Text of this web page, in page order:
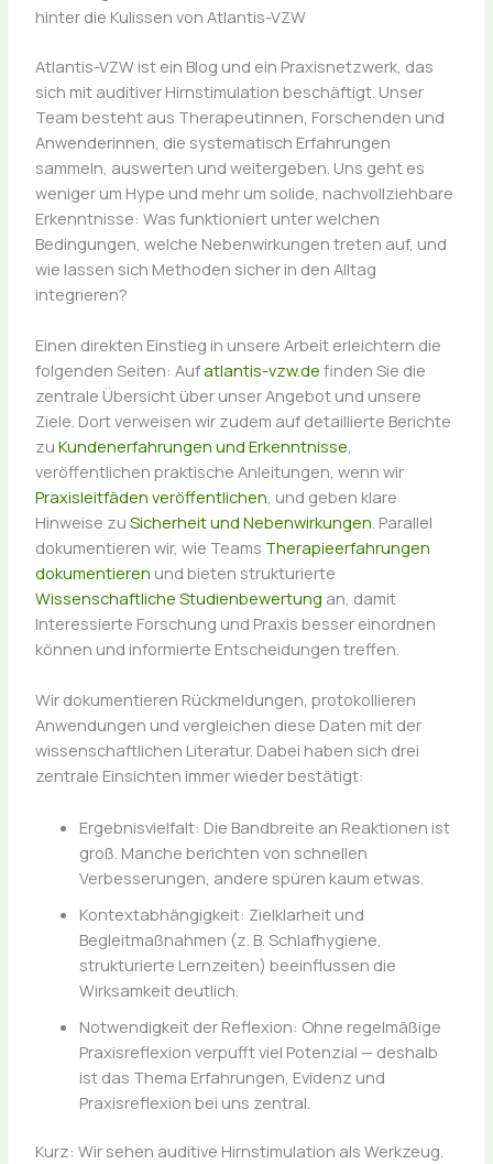
hinter die Kulissen von Atlantis-VZW
Atlantis-VZW ist ein Blog und ein Praxisnetzwerk, das
sich mit auditiver Hirnstimulation beschäftigt. Unser
Team besteht aus Therapeutinnen, Forschenden und
Anwenderinnen, die systematisch Erfahrungen
sammeln, auswerten und weitergeben. Uns geht es
weniger um Hype und mehr um solide, nachvollziehbare
Erkenntnisse: Was funktioniert unter welchen
Bedingungen, welche Nebenwirkungen treten auf, und
wie lassen sich Methoden sicher in den Alltag
integrieren?
Einen direkten Einstieg in unsere Arbeit erleichtern die
folgenden Seiten: Aufatlantis-vzw.de finden Sie die
zentrale Übersicht über unser Angebot und unsere
Ziele. Dort verweisen wir zudem auf detaillierte Berichte
zu Kundenerfahrungen und Erkenntnisse
veröffentlichen praktische Anleitungen, wenn wir
Praxisleitfäden veröffentlichen , und geben klare
Hinweise zu Sicherheit und Nebenwirkungen . Parallel
dokumentieren wir, wie Teams Therapieerfahrungen
dokumentieren und bieten strukturierte
Wissenschaftliche Studienbewertung an, damit
Interessierte Forschung und Praxis besser einordnen
können und informierte Entscheidungen treffen.
Wir dokumentieren Rückmeldungen, protokollieren
Anwendungen und vergleichen diese Daten mit der
wissenschaftlichen Literatur. Dabei haben sich drei
zentrale Einsichten immer wieder bestätigt:
Ergebnisvielfalt: Die Bandbreite an Reaktionen ist
groß. Manche berichten von schnellen
Verbesserungen, andere spüren kaum etwas.
Kontextabhängigkeit: Zielklarheit und
Begleitmaßnahmen (z. B. Schlafhygiene,
strukturierte Lernzeiten) beeinflussen die
Wirksamkeit deutlich.
Notwendigkeit der Reflexion: Ohne regelmäßige
Praxisreflexion verpufft viel Potenzial — deshalb
ist das Thema Erfahrungen, Evidenz und
Praxisreflexion bei uns zentral.
Kurz: Wir sehen auditive Hirnstimulation als Werkzeug.